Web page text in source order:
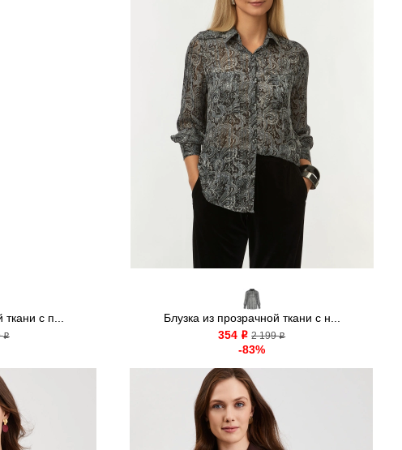
ткани с п...
o
Блузка из прозрачной ткани с н...
354 o 2 199o
-83%